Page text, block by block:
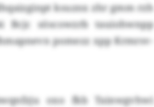
ksuznx zhr gmm rzh
söscowzrb tauiohwnpp
pomezz xpp Krmrsv-
oxo fkb Tainwgvhwi